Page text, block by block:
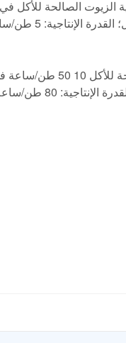
الصالحة للأكل
معدات تنقية